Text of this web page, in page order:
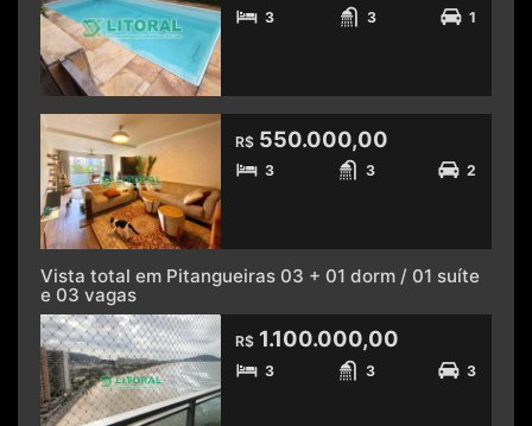
3 3 1
R$ 550.000,00
3 3 2
Vista total em Pitangueiras 03 + 01 dorm / 01 suíte
e 03 vagas
R$ 1.100.000,00
3 3 3